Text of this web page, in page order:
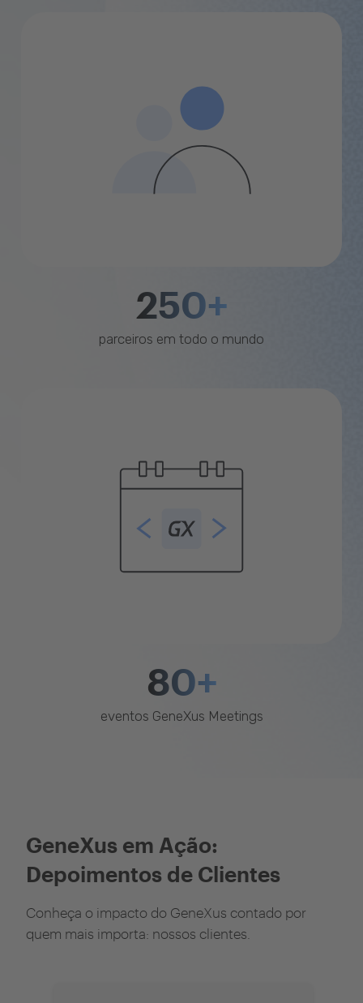
250+
parceiros em todo o mundo
80+
eventos GeneXus Meetings
GeneXus em Ação:
Depoimentos de Clientes
Conheça o impacto do GeneXus contado por
quem mais importa: nossos clientes.